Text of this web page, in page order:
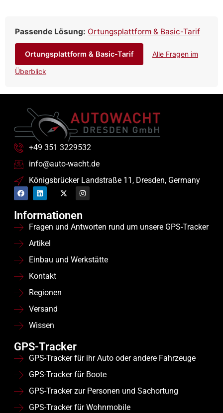
Passende Lösung: Ortungsplattform & Basic-Tarif
Ortungsplattform & Basic-Tarif Alle Fragen im
Überblick
+49 351 3229532
info@auto-wacht.de
Königsbrücker Landstraße 11, Dresden, Germany
Informationen
Fragen und Antworten rund um unsere GPS-Tracker
Artikel
Einbau und Werkstätte
Kontakt
Regionen
Versand
Wissen
GPS-Tracker
GPS-Tracker für ihr Auto oder andere Fahrzeuge
GPS-Tracker für Boote
GPS-Tracker zur Personen und Sachortung
GPS-Tracker für Wohnmobile